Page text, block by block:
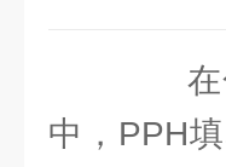
在化
中，PPH